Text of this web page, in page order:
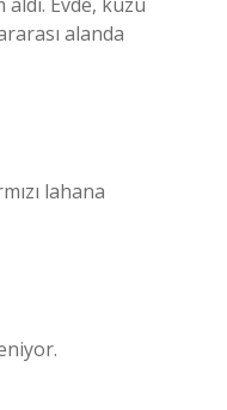
alanda
lahana